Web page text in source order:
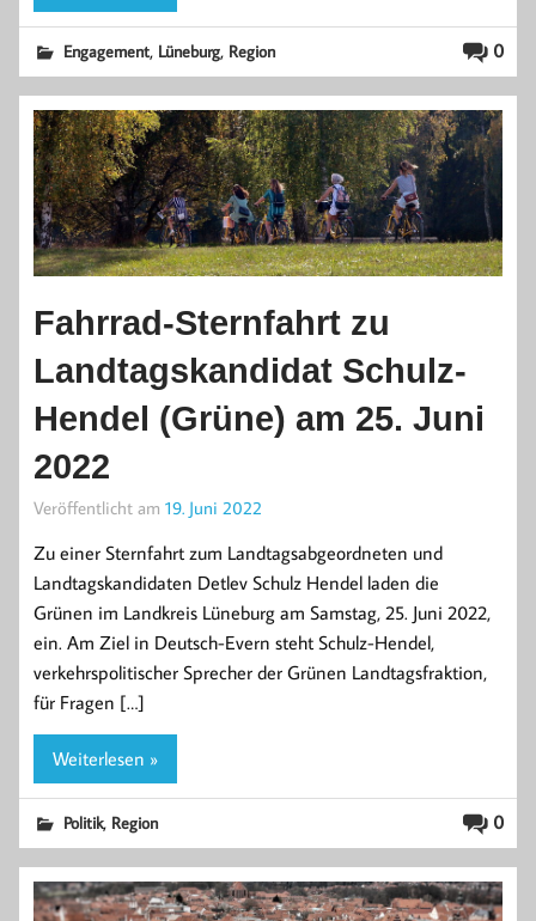
0
Engagement, Lüneburg, Region
Fahrrad-Sternfahrt zu
Landtagskandidat Schulz-
Hendel (Grüne) am 25. Juni
2022
Veröffentlicht am 19. Juni 2022
Zu einer Sternfahrt zum Landtagsabgeordneten und
Landtagskandidaten Detlev Schulz Hendel laden die
Grünen im Landkreis Lüneburg am Samstag, 25. Juni 2022,
ein. Am Ziel in Deutsch-Evern steht Schulz-Hendel,
verkehrspolitischer Sprecher der Grünen Landtagsfraktion,
für Fragen […]
Weiterlesen »
0
Politik, Region